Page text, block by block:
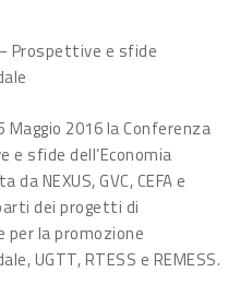
Prospettive e sfide
2016 la Conferenza
sfide dell’Economia
NEXUS, GVC, CEFA e
dei progetti di
per la promozione
UGTT, RTESS e REMESS.